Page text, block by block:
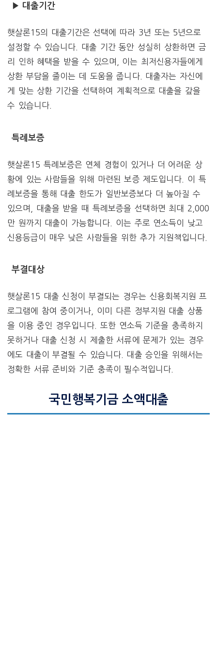
▶ 대출기간
햇살론15의 대출기간은 선택에 따라 3년 또는 5년으로
설정할 수 있습니다. 대출 기간 동안 성실히 상환하면 금
리 인하 혜택을 받을 수 있으며, 이는 최저신용자들에게
상환 부담을 줄이는 데 도움을 줍니다. 대출자는 자신에
게 맞는 상환 기간을 선택하여 계획적으로 대출을 갚을
수 있습니다.
특례보증
햇살론15 특례보증은 연체 경험이 있거나 더 어려운 상
황에 있는 사람들을 위해 마련된 보증 제도입니다. 이 특
례보증을 통해 대출 한도가 일반보증보다 더 높아질 수
있으며, 대출을 받을 때 특례보증을 선택하면 최대 2,000
만 원까지 대출이 가능합니다. 이는 주로 연소득이 낮고
신용등급이 매우 낮은 사람들을 위한 추가 지원책입니다.
부결대상
햇살론15 대출 신청이 부결되는 경우는 신용회복지원 프
로그램에 참여 중이거나, 이미 다른 정부지원 대출 상품
을 이용 중인 경우입니다. 또한 연소득 기준을 충족하지
못하거나 대출 신청 시 제출한 서류에 문제가 있는 경우
에도 대출이 부결될 수 있습니다. 대출 승인을 위해서는
정확한 서류 준비와 기준 충족이 필수적입니다.
국민행복기금 소액대출